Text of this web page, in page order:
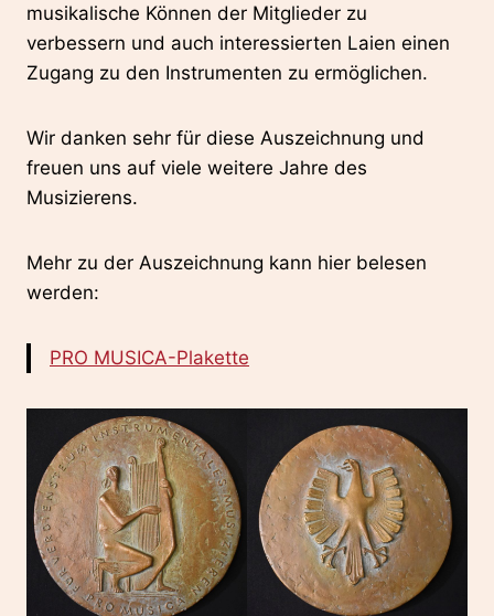
musikalische Können der Mitglieder zu
verbessern und auch interessierten Laien einen
Zugang zu den Instrumenten zu ermöglichen.
Wir danken sehr für diese Auszeichnung und
freuen uns auf viele weitere Jahre des
Musizierens.
Mehr zu der Auszeichnung kann hier belesen
werden:
PRO MUSICA-Plakette